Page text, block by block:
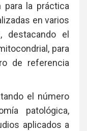
para la práctica
en varios
destacando el
para
de referencia
el número
patológica,
aplicados a